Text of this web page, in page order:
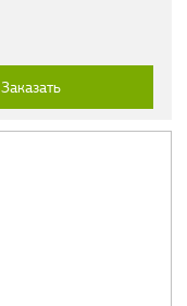
Заказать